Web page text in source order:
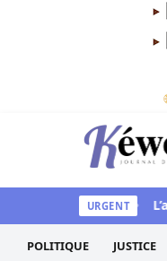
Aller au contenu
Kéwoulo, le
URGENT
et spirituelle L’art
POLITIQUE JUSTICE